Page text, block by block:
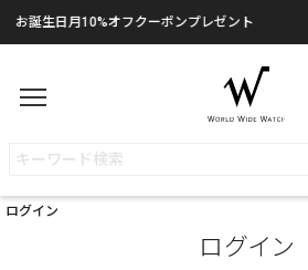
お誕生日月10%オフクーポンプレゼント
ログイン
ログイン